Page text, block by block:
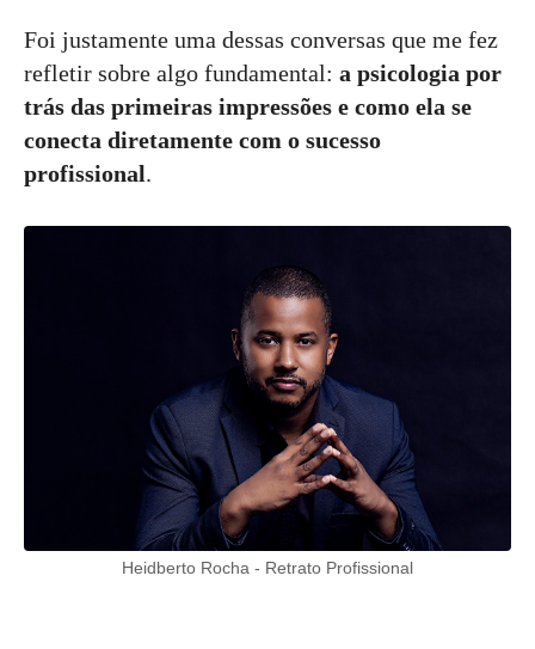
Foi justamente uma dessas conversas que me fez
refletir sobre algo fundamental: a psicologia por
trás das primeiras impressões e como ela se
conecta diretamente com o sucesso
profissional.
Heidberto Rocha - Retrato Profissional